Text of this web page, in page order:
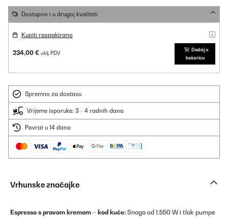
Dostupno i u drugoj kvaliteti
Kupiti raspakirano
234,00 € uklj. PDV
Dodaj u
košaricu
Spremno za dostavu
Vrijeme isporuke: 3 - 4 radnih dana
Povrat u 14 dana
Vrhunske značajke
Espresso s pravom kremom – kod kuće: Snaga od 1.550 W i tlak pumpe